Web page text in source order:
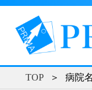
TOP ＞ 病院